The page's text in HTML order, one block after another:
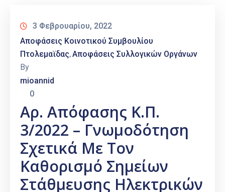
3 Φεβρουαρίου, 2022
Αποφάσεις Κοινοτικού Συμβουλίου
Πτολεμαϊδας‚Αποφάσεις Συλλογικών Οργάνων
By
mioannid
0
Αρ. Απόφασης Κ.Π.
3/2022 – Γνωμοδότηση
Σχετικά Με Τον
Καθορισμό Σημείων
Στάθμευσης Ηλεκτρικών